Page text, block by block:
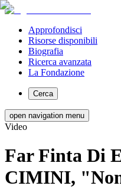
Approfondisci
Risorse disponibili
Biografia
Ricerca avanzata
La Fondazione
Cerca
open navigation menu
Video
Far Finta Di
CIMINI,